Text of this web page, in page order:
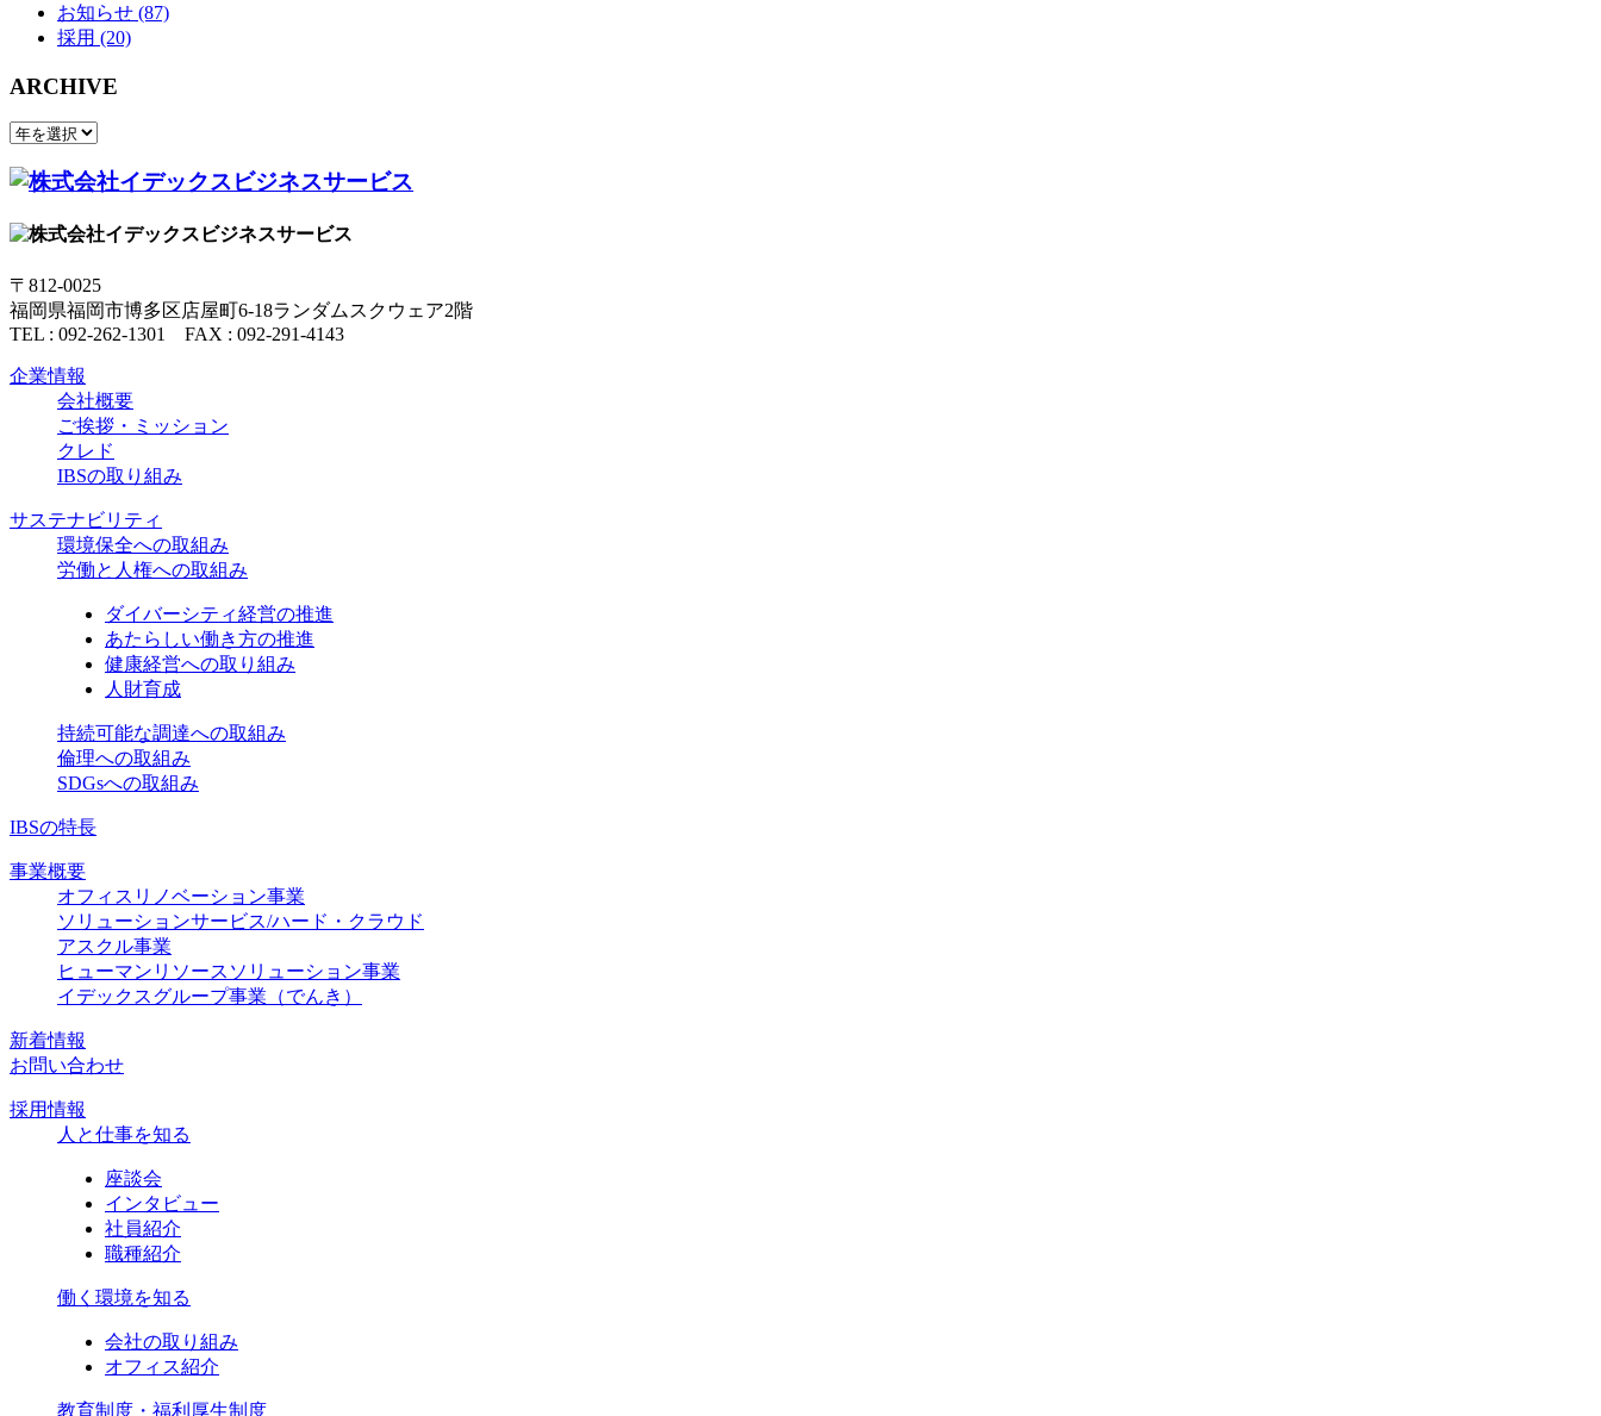
お知らせ (87)
採用 (20)
ARCHIVE
〒812-0025
福岡県福岡市博多区店屋町6-18ランダムスクウェア2階
TEL : 092-262-1301 FAX : 092-291-4143
企業情報
会社概要
ご挨拶・ミッション
クレド
IBSの取り組み
サステナビリティ
環境保全への取組み
労働と人権への取組み
ダイバーシティ経営の推進
あたらしい働き方の推進
健康経営への取り組み
人財育成
持続可能な調達への取組み
倫理への取組み
SDGsへの取組み
IBSの特長
事業概要
オフィスリノベーション事業
ソリューションサービス/ハード・クラウド
アスクル事業
ヒューマンリソースソリューション事業
イデックスグループ事業（でんき）
新着情報
お問い合わせ
採用情報
人と仕事を知る
座談会
インタビュー
社員紹介
職種紹介
働く環境を知る
会社の取り組み
オフィス紹介
教育制度・福利厚生制度